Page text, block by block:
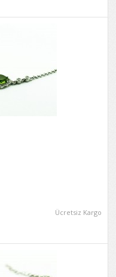
Ücretsiz Kargo